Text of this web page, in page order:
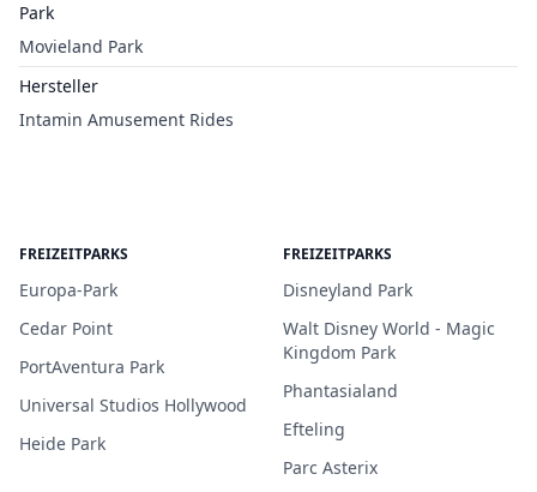
Park
Movieland Park
Hersteller
Intamin Amusement Rides
FREIZEITPARKS
Europa-Park
Cedar Point
PortAventura Park
Universal Studios Hollywood
Heide Park
FREIZEITPARKS
Disneyland Park
Walt Disney World - Magic
Kingdom Park
Phantasialand
Efteling
Parc Asterix